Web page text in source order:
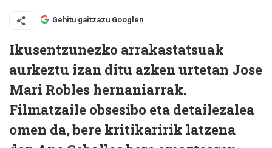
Gehitu gaitzazu Googlen
Ikusentzunezko arrakastatsuak
aurkeztu izan ditu azken urtetan Jose
Mari Robles hernaniarrak.
Filmatzaile obsesibo eta detailezalea
omen da, bere kritikaririk latzena